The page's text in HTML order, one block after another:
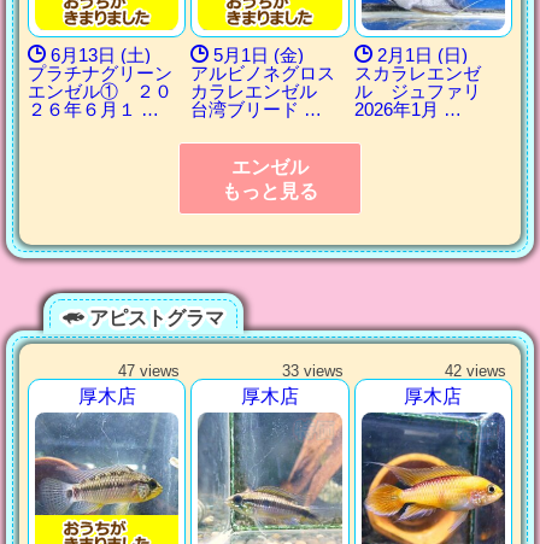
6月13日 (土)
プラチナグリーン
エンゼル① ２０
２６年６月１ …
5月1日 (金)
アルビノネグロス
カラレエンゼル
台湾ブリード …
2月1日 (日)
スカラレエンゼ
ル ジュファリ
2026年1月 …
エンゼル
もっと見る
アピストグラマ
47 views
厚木店
33 views
厚木店
42 views
厚木店